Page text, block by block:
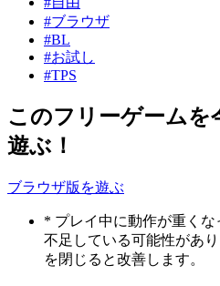
#ブラウザ
#BL
#お試し
#TPS
このフリーゲーム
遊ぶ！
ブラウザ版を遊ぶ
* プレイ中に動作が重く
不足している可能性があ
を閉じると改善します。